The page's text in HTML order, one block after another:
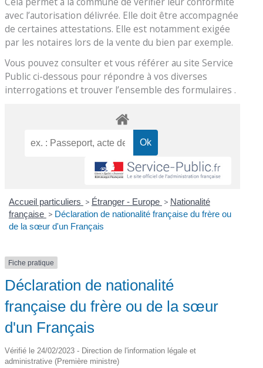
avec l’autorisation délivrée. Elle doit être accompagnée
de certaines attestations. Elle est notamment exigée
par les notaires lors de la vente du bien par exemple.
Vous pouvez consulter et vous référer au site Service
Public ci-dessous pour répondre à vos diverses
interrogations et trouver l’ensemble des formulaires .
Accueil particuliers > Étranger - Europe > Nationalité
française > Déclaration de nationalité française du frère ou
de la sœur d'un Français
Fiche pratique
Déclaration de nationalité
française du frère ou de la sœur
d'un Français
Vérifié le 24/02/2023 - Direction de l'information légale et
administrative (Première ministre)